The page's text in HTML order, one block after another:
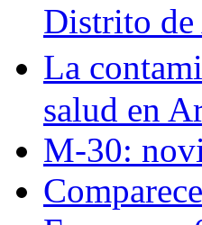
Distrito de
La
salud en
M-30: